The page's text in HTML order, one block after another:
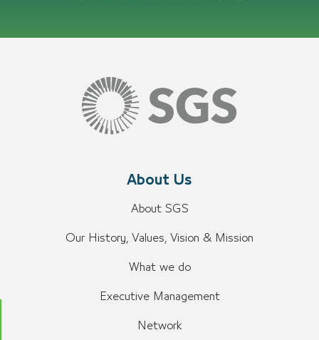
About Us
About SGS
Our History, Values, Vision & Mission
What we do
Executive Management
Network